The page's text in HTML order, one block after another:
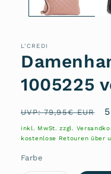
L'CREDI
1005225
Normaler
Preis
UVP: 79,95€ EUR
inkl. MwSt. zzgl.
kostenlose Retouren über
Farbe